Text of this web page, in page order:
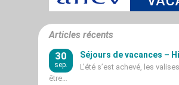
Articles récents
30
sep.
Séjours de vacances –
L’été s’est achevé, les
être…